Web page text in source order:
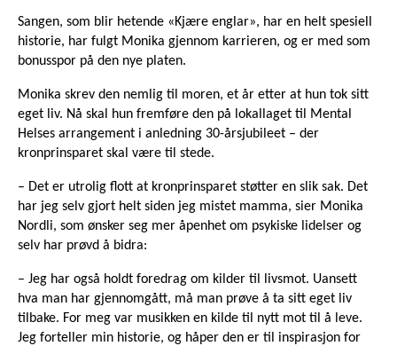
Sangen, som blir hetende «Kjære englar», har en helt spesiell
historie, har fulgt Monika gjennom karrieren, og er med som
bonusspor på den nye platen.
Monika skrev den nemlig til moren, et år etter at hun tok sitt
eget liv. Nå skal hun fremføre den på lokallaget til Mental
Helses arrangement i anledning 30-årsjubileet – der
kronprinsparet skal være til stede.
– Det er utrolig flott at kronprinsparet støtter en slik sak. Det
har jeg selv gjort helt siden jeg mistet mamma, sier Monika
Nordli, som ønsker seg mer åpenhet om psykiske lidelser og
selv har prøvd å bidra:
– Jeg har også holdt foredrag om kilder til livsmot. Uansett
hva man har gjennomgått, må man prøve å ta sitt eget liv
tilbake. For meg var musikken en kilde til nytt mot til å leve.
Jeg forteller min historie, og håper den er til inspirasjon for